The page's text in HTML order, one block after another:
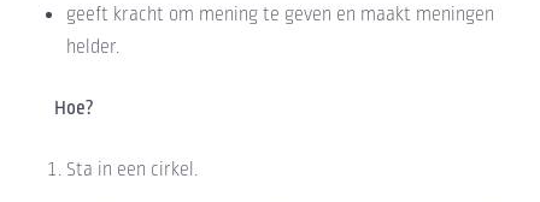
geeft kracht om mening te geven en maakt meningen
helder.
Hoe?
Sta in een cirkel.